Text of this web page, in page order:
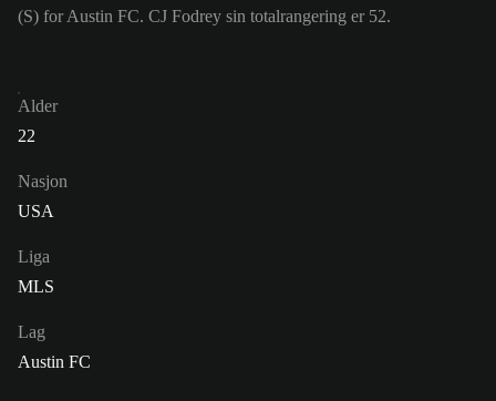
(S) for Austin FC. CJ Fodrey sin totalrangering er 52.
Alder
22
Nasjon
USA
Liga
MLS
Lag
Austin FC